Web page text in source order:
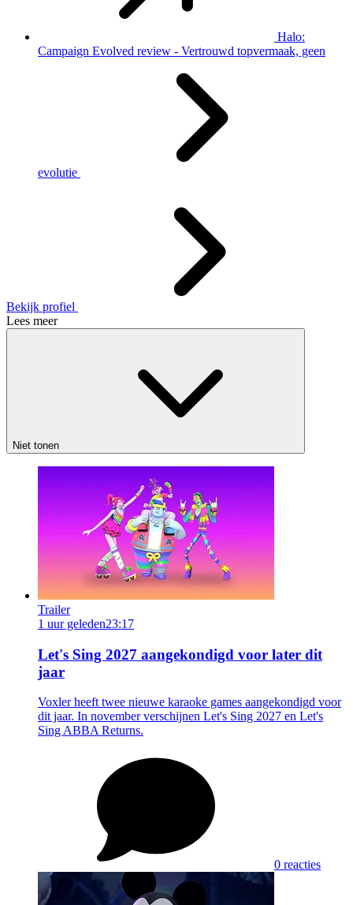
Halo:
Campaign Evolved review - Vertrouwd topvermaak, geen
evolutie
Bekijk profiel
Lees meer
Niet tonen
Trailer
1 uur geleden23:17
Let's Sing 2027 aangekondigd voor later dit
jaar
Voxler heeft twee nieuwe karaoke games aangekondigd voor
dit jaar. In november verschijnen Let's Sing 2027 en Let's
Sing ABBA Returns.
0 reacties